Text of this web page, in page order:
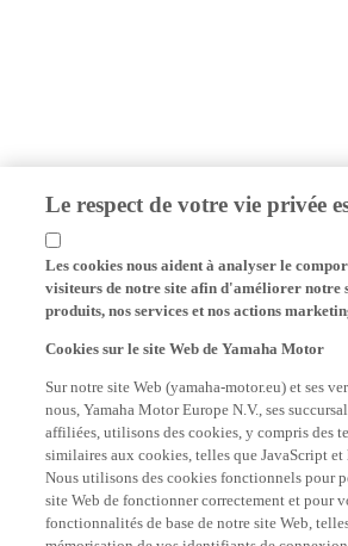
Le respect de votre vie privée
Les cookies nous aident à analyser le
visiteurs de notre site afin d'améliorer notre
produits, nos services et nos actions
nous, Yamaha Motor Europe N.V., ses
affiliées, utilisons des cookies, y compris des
similaires aux cookies, telles que JavaScript et
Nous utilisons des cookies fonctionnels pour
site Web de fonctionner correctement et pour
fonctionnalités de base de notre site Web,
mémorisation de vos identifiants de connexion